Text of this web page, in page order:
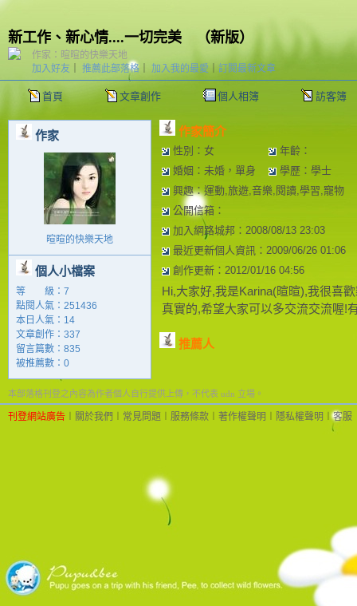
新工作、新心情....一切完美 （新版）
首頁 文章創作 個人相簿 訪客簿
加入好友 推薦此部落格 加入我的最愛 訂閱最新文章
作家：暄暄的快樂天地
作家
暄暄的快樂天地
個人小檔案
等 級：7
點閱人氣：251436
本日人氣：14
文章創作：337
留言篇數：835
被推薦數： 0
作家簡介
性別：女
年齡：
婚姻：未婚，單身
學歷：學士
興趣：運動,旅遊,音樂,閱讀,學習,寵物
公開信箱：
加入網路城邦：2008/08/13 23:03
最近更新個人資訊：2009/06/26 01:06
創作更新：2012/01/16 04:56
Hi,大家好,我是Karina(暄暄),我很喜
真實的,希望大家可以多交流交流喔!
推薦人
本部落格刊登之內容為作者個人自行提供上傳，不代表 udn 立場。
刊登網站廣告 關於我們 常見問題 服務條款 著作權聲明 隱私權聲明 ︱客服